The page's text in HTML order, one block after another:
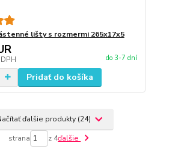
lišty s rozmermi 265x17x5
do 3-7 dní
Pridať do košíka
ďalšie produkty (24)
strana z 4ďalšie